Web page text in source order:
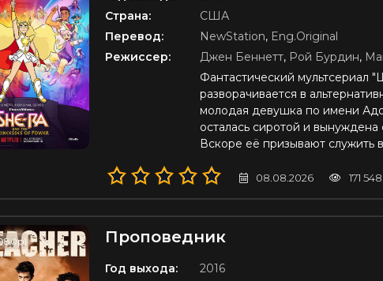
Страна:
США
Перевод:
NewStation, Eng.Original
Режиссер:
Джен Беннетт, Рой Бурдин,
Фантастический
разворачивается в
молодая девушка по имени
осталась сиротой и вынуждена
Вскоре её призывают служить
08.08.2026 171 548
Проповедник
Год выхода:
2016